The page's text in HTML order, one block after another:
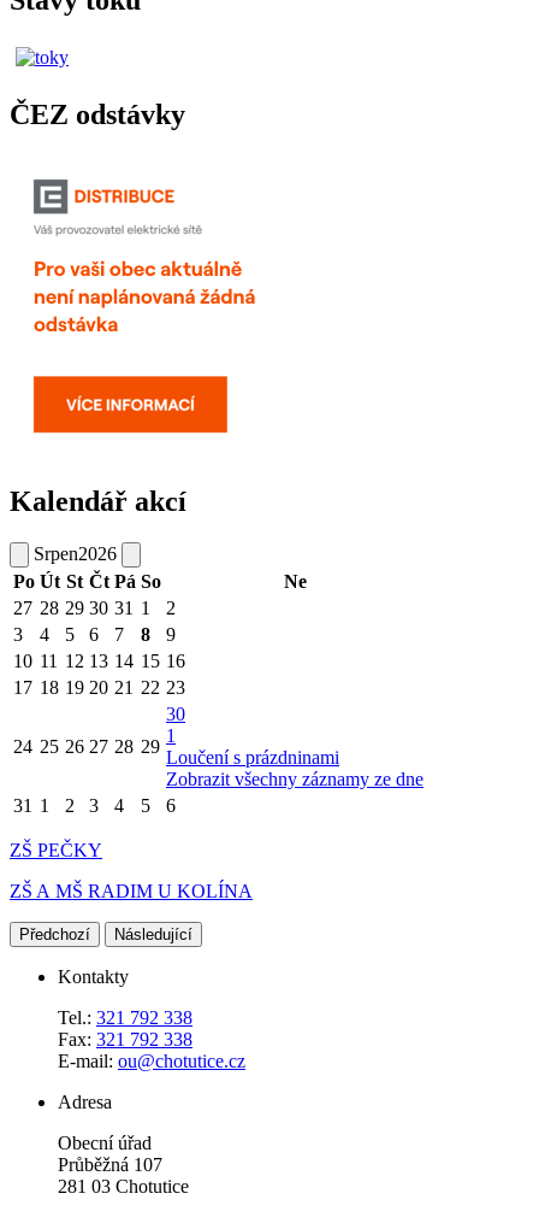
ČEZ odstávky
Kalendář akcí
Srpen2026
Po Út St Čt Pá So
Ne
27 28 29 30 31 1
2
3
4 5 6 7 8
9
10 11 12 13 14 15 16
17 18 19 20 21 22 23
24 25 26 27 28 29
30
1
Loučení s prázdninami
Zobrazit všechny záznamy ze dne
31 1 2 3 4 5 6
ZŠ PEČKY
ZŠ A MŠ RADIM U KOLÍNA
Předchozí Následující
Kontakty
Tel.: 321 792 338
Fax: 321 792 338
E-mail: ou@chotutice.cz
Adresa
Obecní úřad
Průběžná 107
281 03 Chotutice